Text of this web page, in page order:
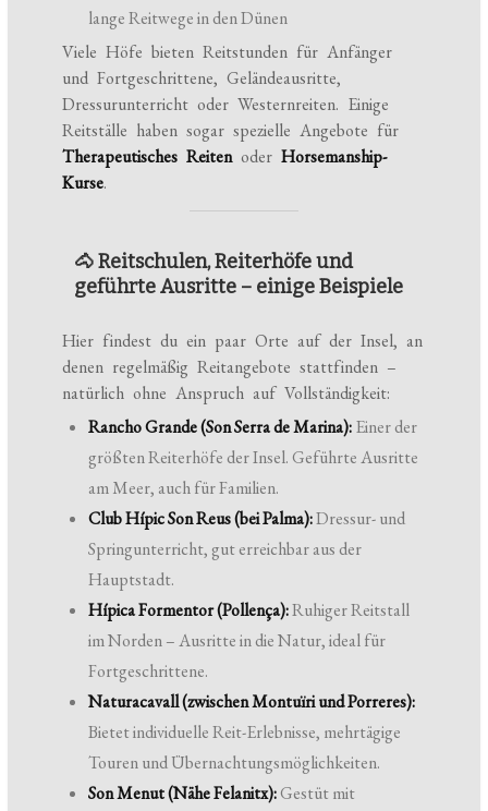
lange Reitwege in den Dünen
Viele Höfe bieten Reitstunden für Anfänger
und Fortgeschrittene, Geländeausritte,
Dressurunterricht oder Westernreiten. Einige
Reitställe haben sogar spezielle Angebote für
Therapeutisches ReitenoderHorsemanship-
Kurse.
🐴 Reitschulen, Reiterhöfe und
geführte Ausritte – einige Beispiele
Hier findest du ein paar Orte auf der Insel, an
denen regelmäßig Reitangebote stattfinden –
natürlich ohne Anspruch auf Vollständigkeit:
Rancho Grande (Son Serra de Marina):Einer der
größten Reiterhöfe der Insel. Geführte Ausritte
am Meer, auch für Familien.
Club Hípic Son Reus (bei Palma):Dressur- und
Springunterricht, gut erreichbar aus der
Hauptstadt.
Hípica Formentor (Pollença):Ruhiger Reitstall
im Norden – Ausritte in die Natur, ideal für
Fortgeschrittene.
Naturacavall (zwischen Montuïri und Porreres):
Bietet individuelle Reit-Erlebnisse, mehrtägige
Touren und Übernachtungsmöglichkeiten.
Son Menut (Nähe Felanitx):Gestüt mit